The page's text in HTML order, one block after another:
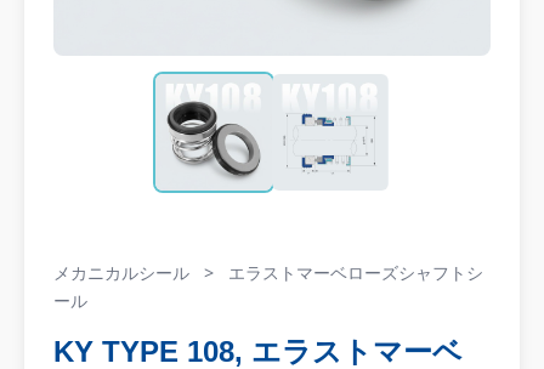
メカニカルシール >
エラストマーベローズシャフトシ
ール
KY TYPE 108, エラストマーベ